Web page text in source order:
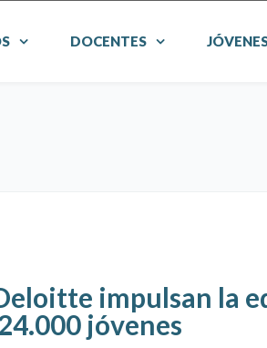
DOCENTES
impulsan la
jóvenes